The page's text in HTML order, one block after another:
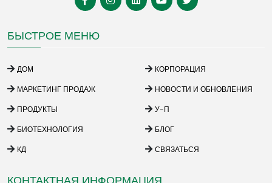
БЫСТРОЕ МЕНЮ
ДОМ
КОРПОРАЦИЯ
МАРКЕТИНГ ПРОДАЖ
НОВОСТИ И ОБНОВЛЕНИЯ
ПРОДУКТЫ
У-П
БИОТЕХНОЛОГИЯ
БЛОГ
КД
СВЯЗАТЬСЯ